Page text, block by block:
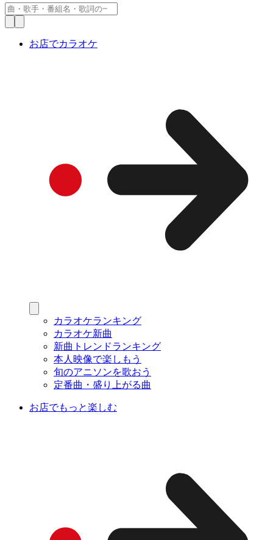
お店でカラオケ
カラオケランキング
カラオケ新曲
新曲トレンドランキング
本人映像で楽しもう
旬のアニソンを歌おう
定番曲・盛り上がる曲
お店でもっと楽しむ